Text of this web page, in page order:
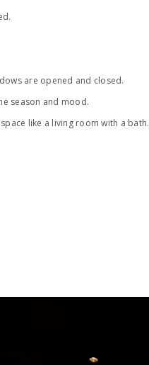
are opened and closed.
season and mood.
like a living room with a bath.